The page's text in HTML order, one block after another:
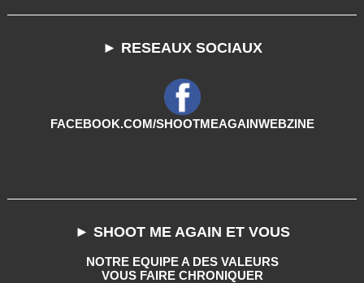
► RESEAUX SOCIAUX
FACEBOOK.COM/SHOOTMEAGAINWEBZINE
► SHOOT ME AGAIN ET VOUS
NOTRE EQUIPE A DES VALEURS
VOUS FAIRE CHRONIQUER